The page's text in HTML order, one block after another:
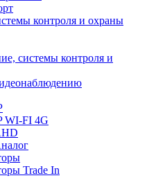
контроля и охраны
системы контроля и
WI-FI 4G
Trade In